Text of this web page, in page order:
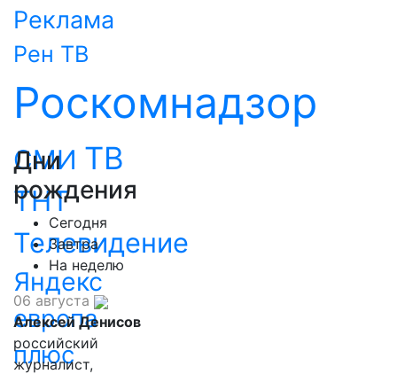
Реклама
Рен ТВ
Роскомнадзор
СМИ ТВ
ТНТ
Телевидение
Яндекс
европа
плюс
Дни
рождения
Сегодня
Завтра
На неделю
06 августа
Алексей Денисов
российский
журналист,